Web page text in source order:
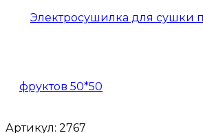
Артикул: 2767